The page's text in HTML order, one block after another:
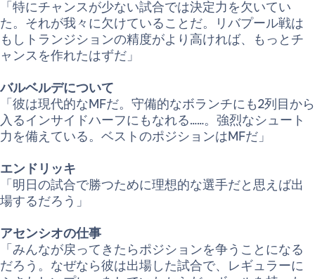
「特にチャンスが少ない試合では決定力を欠いてい
た。それが我々に欠けていることだ。リバプール戦は
もしトランジションの精度がより高ければ、もっとチ
ャンスを作れたはずだ」
バルベルデについて
「彼は現代的なMFだ。守備的なボランチにも2列目から
入るインサイドハーフにもなれる……。強烈なシュート
力を備えている。ベストのポジションはMFだ」
エンドリッキ
「明日の試合で勝つために理想的な選手だと思えば出
場するだろう」
アセンシオの仕事
「みんなが戻ってきたらポジションを争うことになる
だろう。なぜなら彼は出場した試合で、レギュラーに